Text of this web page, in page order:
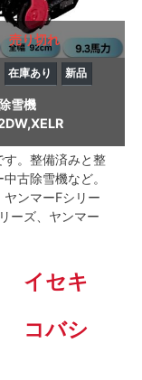
売り切れ
在庫あり 新品
雪機
す。整備済みと整
古除雪機など。
ンマーFシリー
ーズ、ヤンマー
イセキ
コバシ